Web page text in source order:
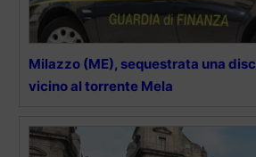
Milazzo (ME), sequestrata una
vicino al torrente Mela